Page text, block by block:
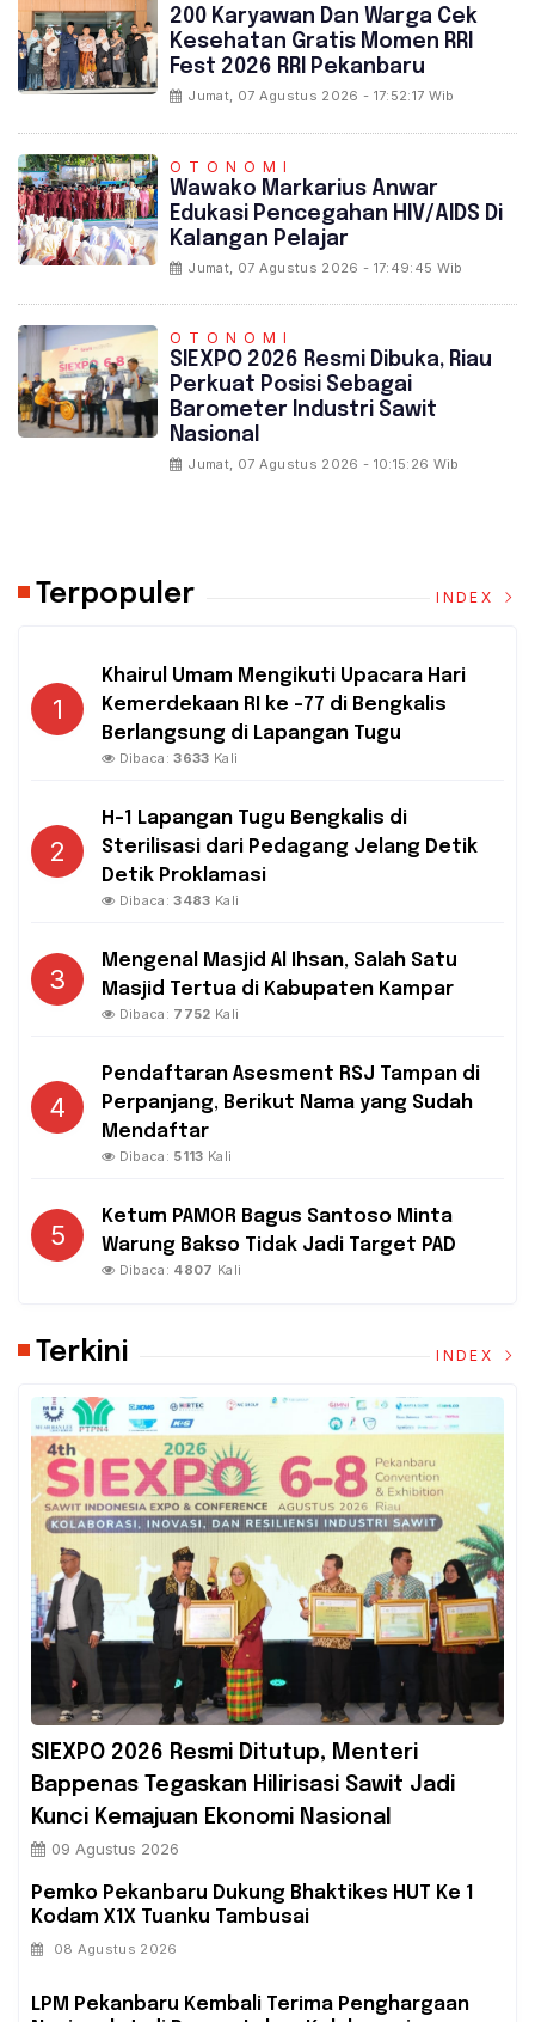
‎200 Karyawan Dan Warga Cek
Kesehatan Gratis Momen RRI
Fest 2026 RRI Pekanbaru
Jumat, 07 Agustus 2026 - 17:52:17 Wib
OTONOMI
‎Wawako Markarius Anwar
Edukasi Pencegahan HIV/AIDS Di
Kalangan Pelajar
Jumat, 07 Agustus 2026 - 17:49:45 Wib
OTONOMI
SIEXPO 2026 Resmi Dibuka, Riau
Perkuat Posisi Sebagai
Barometer Industri Sawit
Nasional
Jumat, 07 Agustus 2026 - 10:15:26 Wib
Terpopuler INDEX
1
Khairul Umam Mengikuti Upacara Hari
Kemerdekaan RI ke -77 di Bengkalis
Berlangsung di Lapangan Tugu
Dibaca:3633 Kali
2
H-1 Lapangan Tugu Bengkalis di
Sterilisasi dari Pedagang Jelang Detik
Detik Proklamasi
Dibaca:3483 Kali
3
Mengenal Masjid Al Ihsan, Salah Satu
Masjid Tertua di Kabupaten Kampar
Dibaca: 7752 Kali
4
Pendaftaran Asesment RSJ Tampan di
Perpanjang, Berikut Nama yang Sudah
Mendaftar
Dibaca: 5113 Kali
5
Ketum PAMOR Bagus Santoso Minta
Warung Bakso Tidak Jadi Target PAD
Dibaca: 4807 Kali
Terkini INDEX
SIEXPO 2026 Resmi Ditutup, Menteri
Bappenas Tegaskan Hilirisasi Sawit Jadi
Kunci Kemajuan Ekonomi Nasional
09 Agustus 2026
Pemko Pekanbaru Dukung Bhaktikes HUT Ke 1
Kodam X1X Tuanku Tambusai
08 Agustus 2026
‎LPM Pekanbaru Kembali Terima Penghargaan